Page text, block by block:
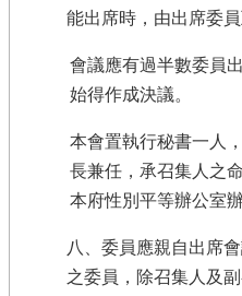
能出席時，由出席委
會議應有過半數委員
始得作成決議。
本會置執行秘書一人
長兼任，承召集人之
本府性別平等辦公室辦
八、委員應親自出席
之委員，除召集人及